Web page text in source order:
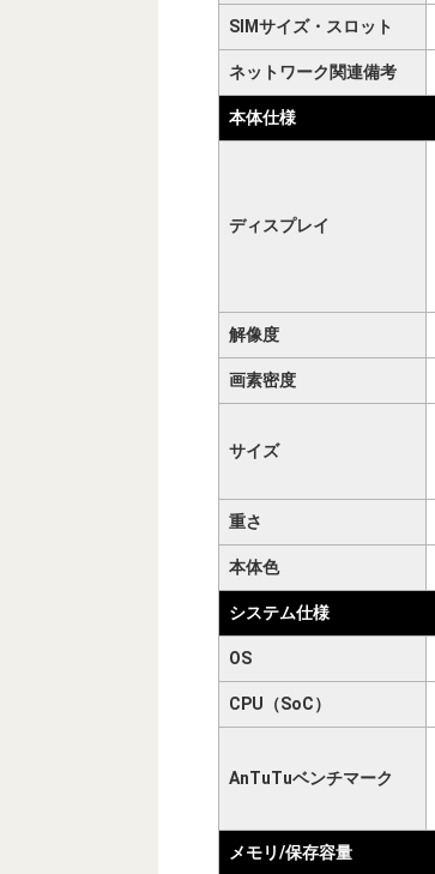
SIMサイズ・スロット
ネットワーク関連備考
本体仕様
ディスプレイ
解像度
画素密度
サイズ
重さ
本体色
システム仕様
OS
CPU（SoC）
AnTuTuベンチマーク
メモリ/保存容量